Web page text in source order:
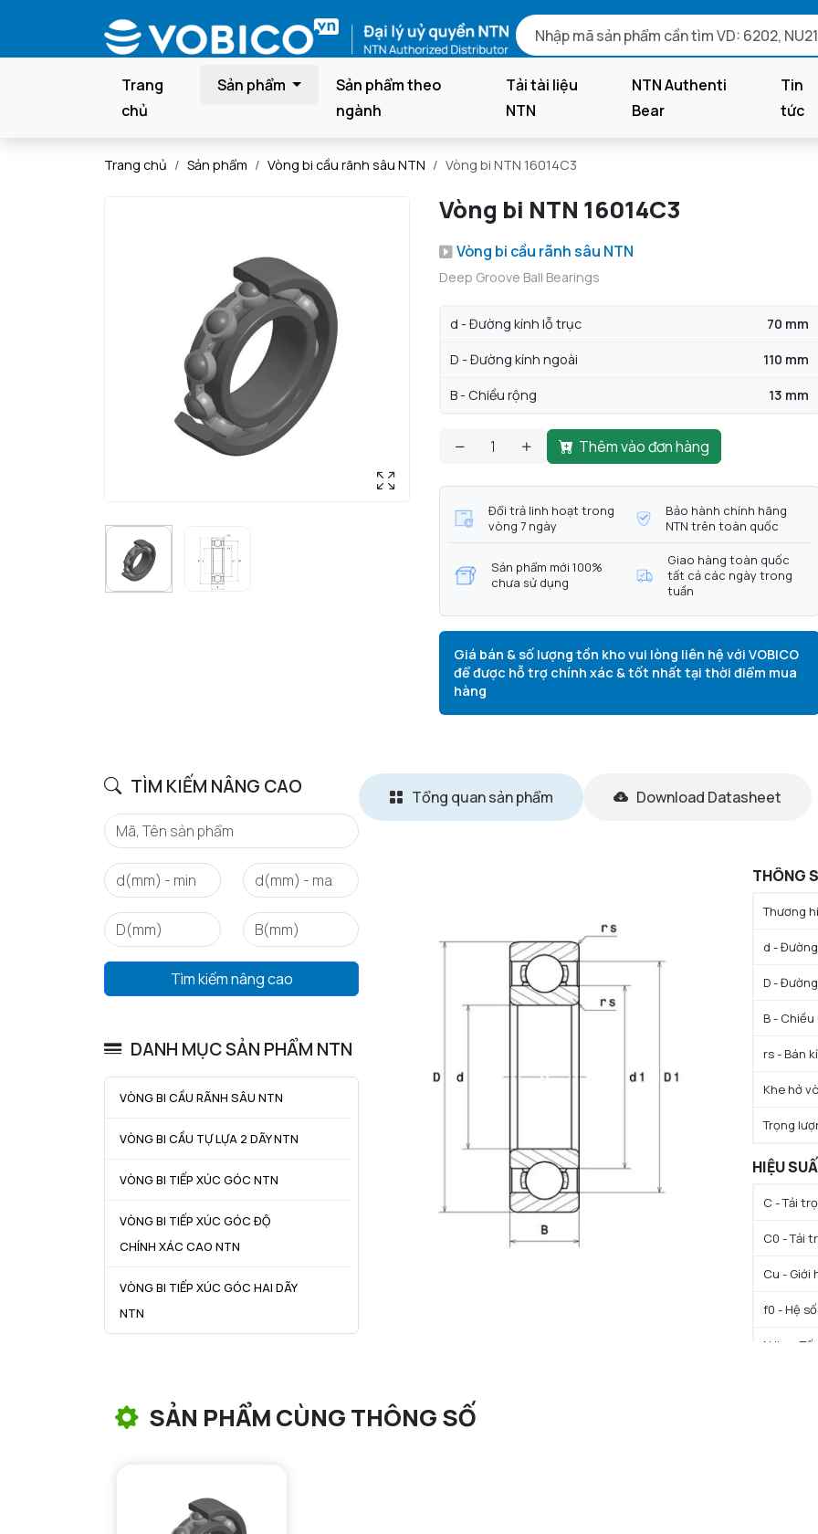
Trang
chủ
Sản phẩm
Sản phẩm theo
ngành
Tải tài liệu
NTN
NTN Authenti
Bear
Tin
tức
Trang chủ Sản phẩm Vòng bi cầu rãnh sâu NTN Vòng bi NTN 16014C3
Vòng bi NTN 16014C3
Vòng bi cầu rãnh sâu NTN
Deep Groove Ball Bearings
d - Đường kính lỗ trục 70 mm
D - Đường kính ngoài 110 mm
B - Chiều rộng 13 mm
Thêm vào đơn hàng
Đổi trả linh hoạt trong
vòng 7 ngày
Bảo hành chính hãng
NTN trên toàn quốc
Sản phẩm mới 100%
chưa sử dụng
Giao hàng toàn quốc
tất cả các ngày trong
tuần
Giá bán & số lượng tồn kho vui lòng liên hệ với VOBICO
để được hỗ trợ chính xác & tốt nhất tại thời điểm mua
hàng
TÌM KIẾM NÂNG CAO
Tìm kiếm nâng cao
DANH MỤC SẢN PHẨM NTN
VÒNG BI CẦU RÃNH SÂU NTN
VÒNG BI CẦU TỰ LỰA 2 DÃY NTN
VÒNG BI TIẾP XÚC GÓC NTN
VÒNG BI TIẾP XÚC GÓC ĐỘ
CHÍNH XÁC CAO NTN
VÒNG BI TIẾP XÚC GÓC HAI DÃY
NTN
VÒNG BI ĐŨA TRỤ NTN
Tổng quan sản phẩm Download Datasheet
THÔNG
Thương
d -
D -
B - Chiều
rs - Bán
Khe hở
Trọng
HIỆU
C - Tải
C0 - Tải
Cu - Giới
f0 - Hệ số
N lim -
SẢN PHẨM CÙNG THÔNG SỐ